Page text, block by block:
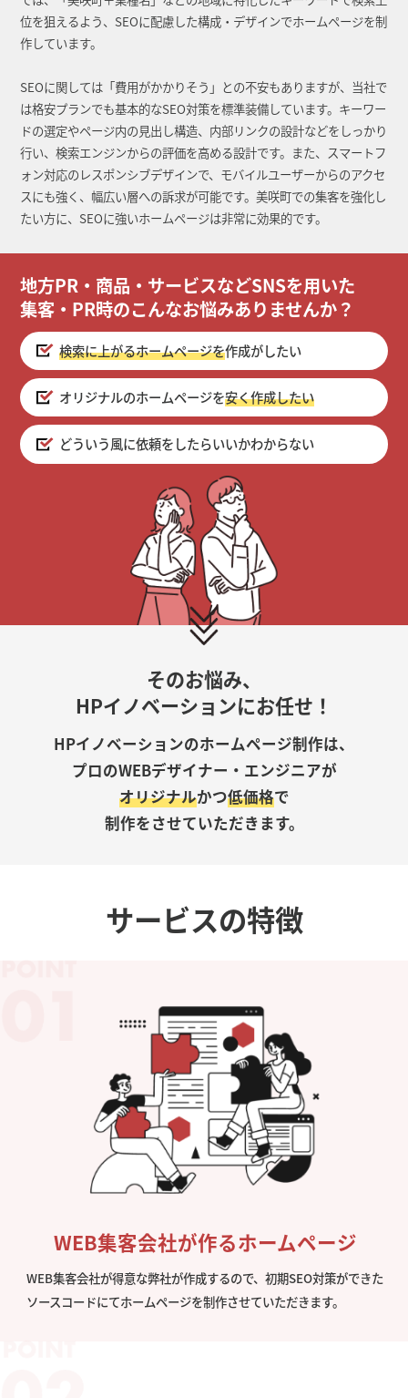
位を狙えるよう、SEOに配慮した構成・デザインでホームページを制
作しています。
SEOに関しては「費用がかかりそう」との不安もありますが、当社で
は格安プランでも基本的なSEO対策を標準装備しています。キーワー
ドの選定やページ内の見出し構造、内部リンクの設計などをしっかり
行い、検索エンジンからの評価を高める設計です。また、スマートフ
ォン対応のレスポンシブデザインで、モバイルユーザーからのアクセ
スにも強く、幅広い層への訴求が可能です。美咲町での集客を強化し
たい方に、SEOに強いホームページは非常に効果的です。
地方PR・商品・サービスなどSNSを用いた
集客・PR時のこんなお悩みありませんか？
検索に上がるホームページを作成がしたい
オリジナルのホームページを安く作成したい
どういう風に依頼をしたらいいかわからない
そのお悩み、
HPイノベーションにお任せ！
HPイノベーションのホームページ制作は、
プロのWEBデザイナー・エンジニアが
オリジナルかつ低価格で
制作をさせていただきます。
サービスの特徴
WEB集客会社が作るホームページ
WEB集客会社が得意な弊社が作成するので、初期SEO対策ができた
ソースコードにてホームページを制作させていただきます。